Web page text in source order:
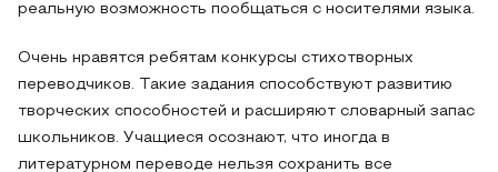
реальную возможность пообщаться с носителями языка.
Очень нравятся ребятам конкурсы стихотворных
переводчиков. Такие задания способствуют развитию
творческих способностей и расширяют словарный запас
школьников. Учащиеся осознают, что иногда в
литературном переводе нельзя сохранить все